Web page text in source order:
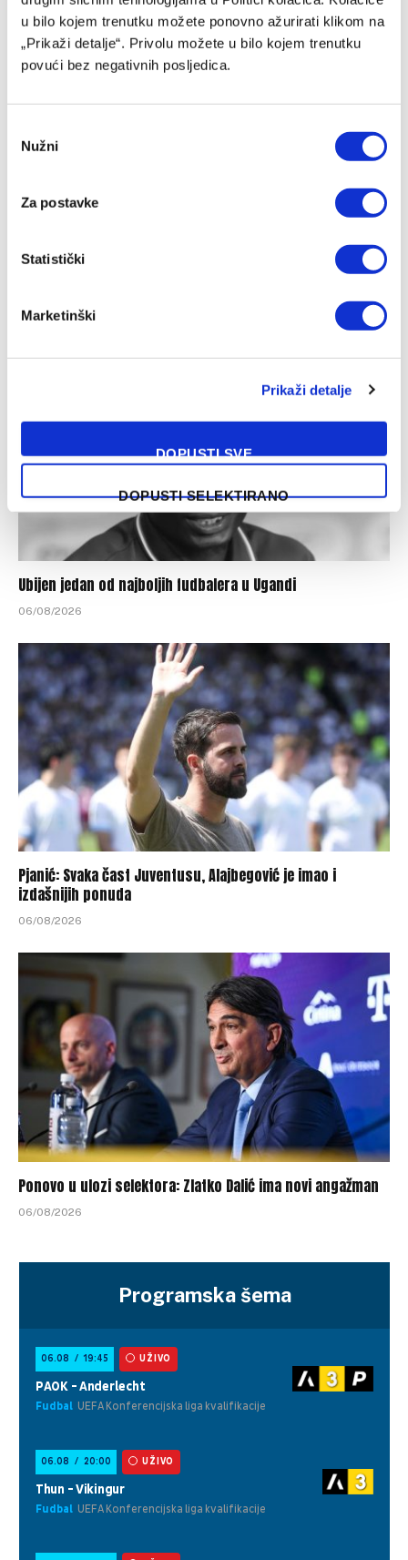
u bilo kojem trenutku možete ponovno ažurirati klikom na
„Prikaži detalje“. Privolu možete u bilo kojem trenutku
povući bez negativnih posljedica.
Selection
Nužni
Za postavke
Statistički
Marketinški
Prikaži detalje
DOPUSTI SVE
DOPUSTI SELEKTIRANO
06/08/2026
06/08/2026
Ubijen jedan od najboljih fudbalera u Ugandi
06/08/2026
Pjanić: Svaka čast Juventusu, Alajbegović je imao i
izdašnijih ponuda
06/08/2026
Ponovo u ulozi selektora: Zlatko Dalić ima novi angažman
06/08/2026
Programska šema